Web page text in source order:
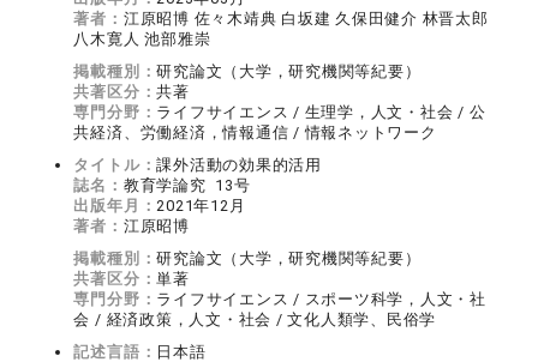
著者： 江原昭博 佐々木靖典 白坂建 久保田健介 林晋太郎
八木寛人 池部雅崇
掲載種別：研究論文（大学，研究機関等紀要）
共著区分：共著
専門分野： ライフサイエンス / 生理学，人文・社会 / 公
共経済、労働経済，情報通信 / 情報ネットワーク
タイトル：課外活動の効果的活用
誌名： 教育学論究 13号
出版年月：2021年12月
著者： 江原昭博
掲載種別：研究論文（大学，研究機関等紀要）
共著区分：単著
専門分野： ライフサイエンス / スポーツ科学，人文・社
会 / 経済政策，人文・社会 / 文化人類学、民俗学
記述言語： 日本語